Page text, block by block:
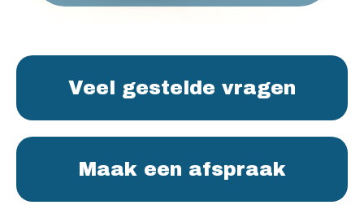
Veel gestelde vragen
Maak een afspraak